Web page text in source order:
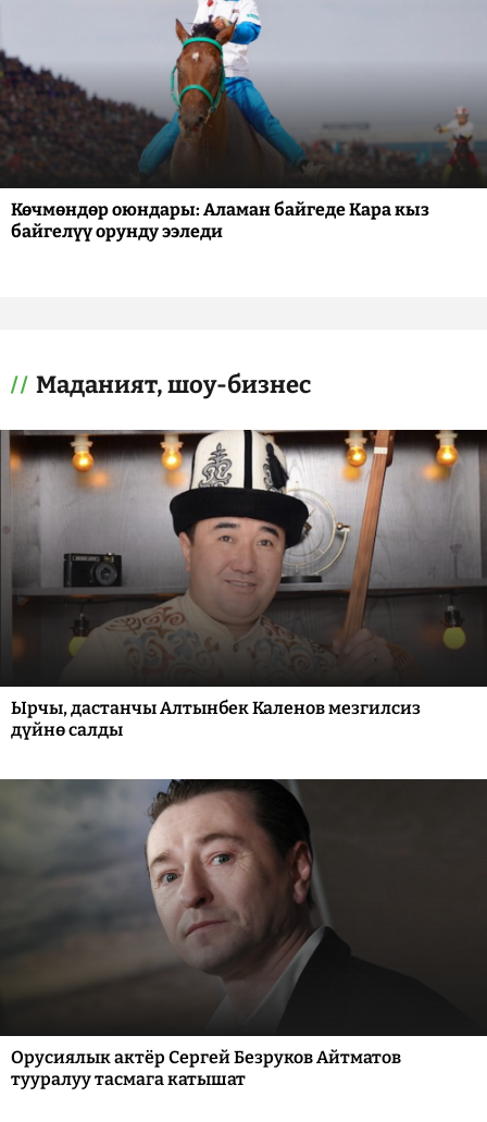
Көчмөндөр оюндары: Аламан байгеде Кара кыз
байгелүү орунду ээледи
Маданият, шоу-бизнес
Ырчы, дастанчы Алтынбек Каленов мезгилсиз
дүйнө салды
Орусиялык актёр Сергей Безруков Айтматов
тууралуу тасмага катышат